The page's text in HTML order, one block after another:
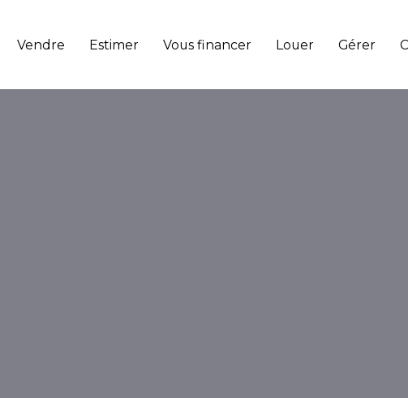
Vendre Estimer Vous financer Louer Gérer